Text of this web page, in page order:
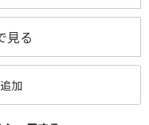
見る
加